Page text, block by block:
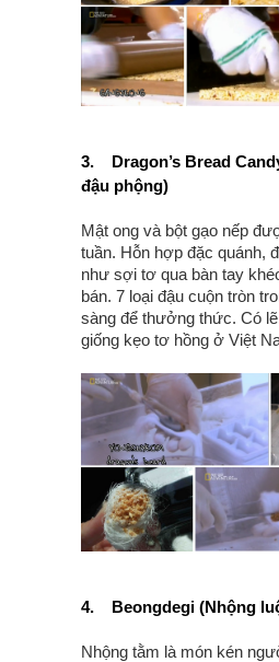
3. Dragon’s Bread
đậu phộng)
Mật ong và bột gạo nếp
tuần. Hỗn hợp đặc quánh,
như sợi tơ qua bàn tay
bán. 7 loại đậu cuộn tròn
sàng để thưởng thức. Có
giống kẹo tơ hồng ở Việt
4. Beongdegi (Nhộng
Nhộng tằm là món kén